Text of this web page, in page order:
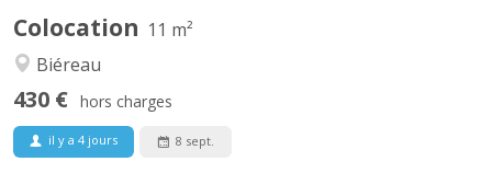
Colocation 11 m²
Biéreau
430 € hors charges
il y a 4 jours 8 sept.